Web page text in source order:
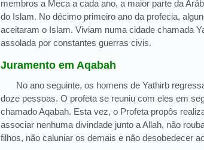
membros a Meca a cada ano, a maior parte da
do Islam. No décimo primeiro ano da profecia,
aceitaram o Islam. Viviam numa cidade chamada
assolada por constantes guerras civis.
Juramento em Aqabah
No ano seguinte, os homens de Yathirb
doze pessoas. O profeta se reuniu com eles em
chamado Aqabah. Esta vez, o Profeta propôs
associar nenhuma divindade junto a Allah, não
filhos, não caluniar os demais e não desobedecer